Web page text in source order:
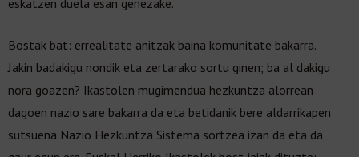
eskatzen duela esan genezake.
Bostak bat: errealitate anitzak baina komunitate bakarra.
Jakin badakigu nondik eta zertarako sortu ginen; ba al dakigu
nora goazen? Ikastolen mugimendua hezkuntza alorrean
dagoen nazio sare bakarra da eta betidanik bere aldarrikapen
sutsuena Nazio Hezkuntza Sistema sortzea izan da eta da